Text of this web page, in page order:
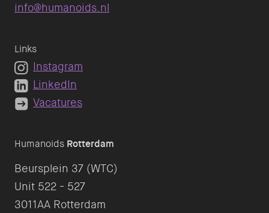
Humanoids Rotterdam
Beursplein 37 (WTC)
Unit 522 - 527
info@humanoids.nl
Links
Instagram
LinkedIn
Vacatures